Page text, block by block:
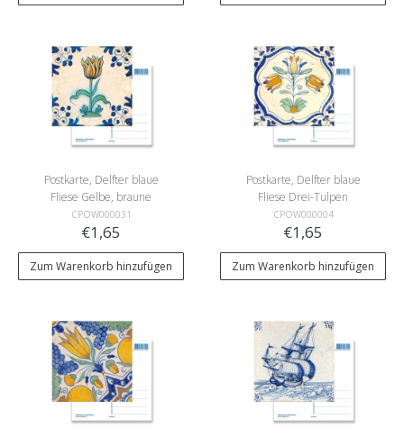
Postkarte, Delfter blaue
Fliese Gelbe, braune
Tulpe
CPOW000031
€1,65
Zum Warenkorb hinzufügen
Postkarte, Delfter blaue
Fliese Drei-Tulpen
CPOW000004
€1,65
Zum Warenkorb hinzufügen